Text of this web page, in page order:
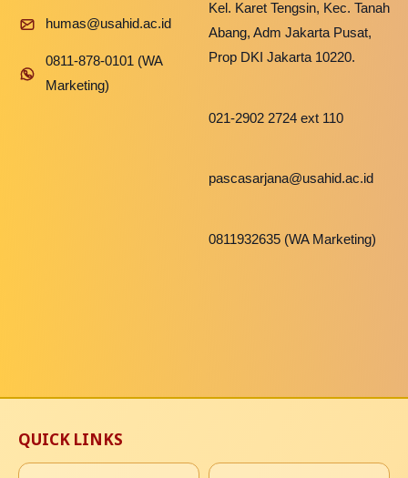
humas@usahid.ac.id
0811-878-0101 (WA
Marketing)
Kel. Karet Tengsin, Kec. Tanah
Abang, Adm Jakarta Pusat,
Prop DKI Jakarta 10220.
021-2902 2724 ext 110
pascasarjana@usahid.ac.id
0811932635 (WA Marketing)
QUICK LINKS